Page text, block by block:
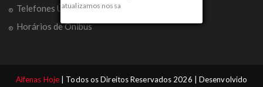
atualizamos nossa
Telefones Úteis
Horários de Ônibus
Alfenas Hoje | Todos os Direitos Reservados 2026 | Desenvolvido